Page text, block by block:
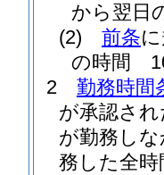
から翌日
(2)
前条
の時間
2
勤務時間
が承認さ
が勤務し
務した全